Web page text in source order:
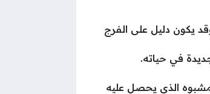
يكون دليل على الفرج
في حياته.
الذي يحصل عليه